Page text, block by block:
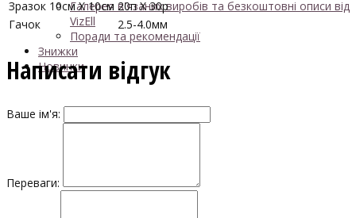
Галерея в'язаних виробів та безкоштовні описи від
VizEll
Поради та рекомендації
Знижки
Новинки
Зразок 10см Х 10см 20п Х 30р
Гачок
2.5-4.0мм
Написати відгук
Ваше ім'я:
Переваги: